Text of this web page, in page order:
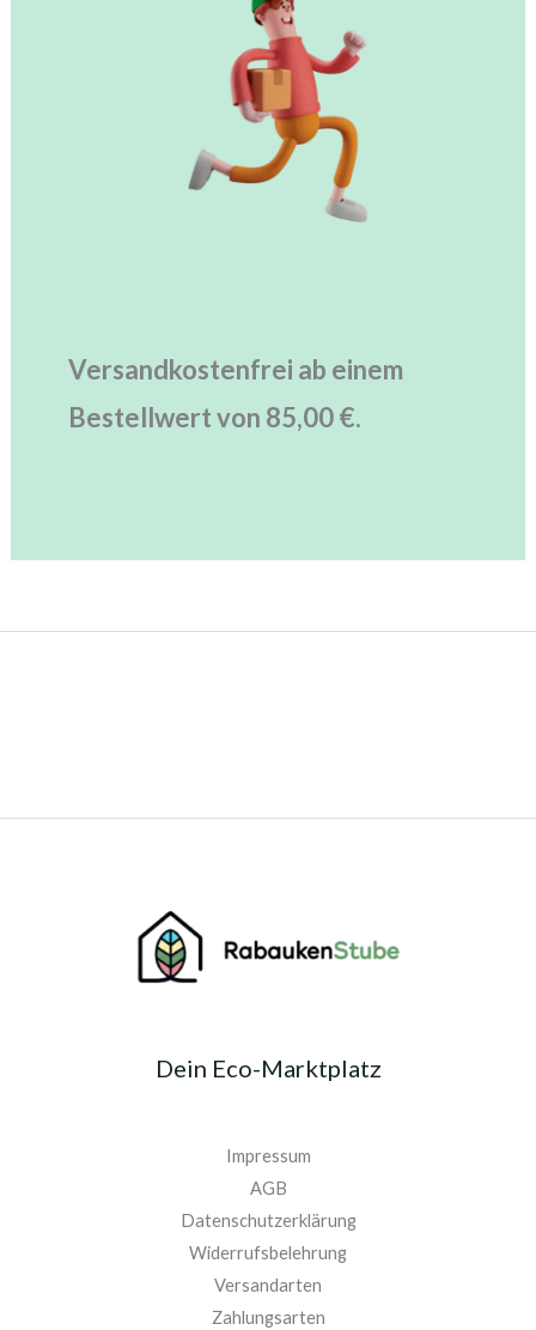
Versandkostenfrei ab einem
Bestellwert von 85,00 €.
Dein Eco-Marktplatz
Impressum
AGB
Datenschutzerklärung
Widerrufsbelehrung
Versandarten
Zahlungsarten